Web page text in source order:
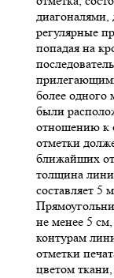
диагоналями,
регулярные
попадая на
более одного
были
отношению к
отметки
ближайших
толщина
составляет 5
не менее 5
контурам
отметки
цветом